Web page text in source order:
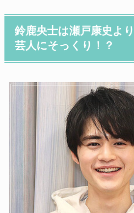
鈴鹿央士は瀬戸康史よ
芸人にそっくり！？